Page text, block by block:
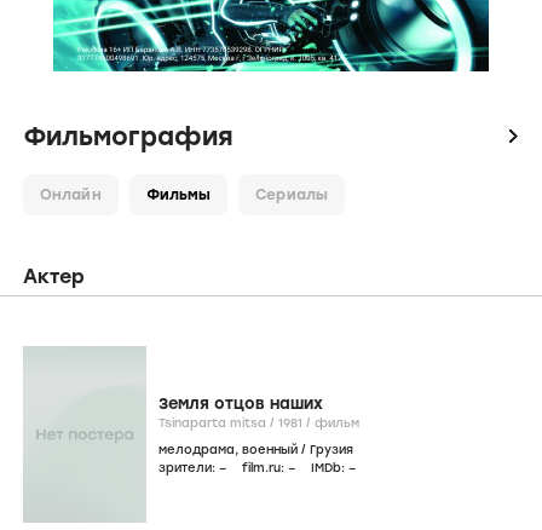
Фильмография icon
Онлайн Фильмы Сериалы
Актер
Земля отцов наших
Tsinaparta mitsa / 1981 / фильм
мелодрама, военный / Грузия
зрители: – film.ru: – IMDb: –